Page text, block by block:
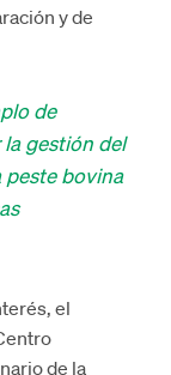
y de
de
gestión del
bovina
el
de la